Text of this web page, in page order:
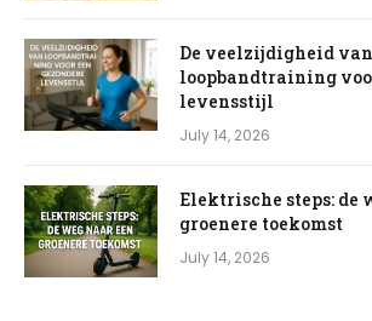
De veelzijdigheid van
loopbandtraining
levensstijl
July 14, 2026
Elektrische steps: de
groenere toekomst
July 14, 2026